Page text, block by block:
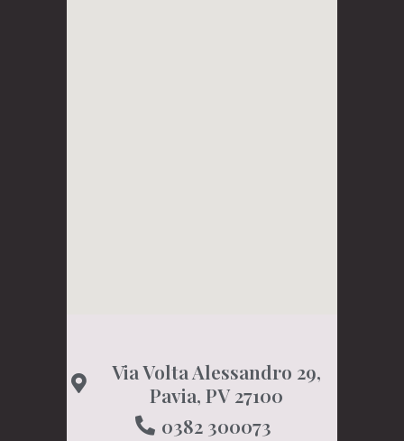
Via Volta Alessandro 29,
Pavia, PV 27100
0382 300073